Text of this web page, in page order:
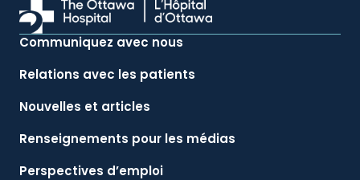
Communiquez avec nous
Relations avec les patients
Nouvelles et articles
Renseignements pour les médias
Perspectives d’emploi